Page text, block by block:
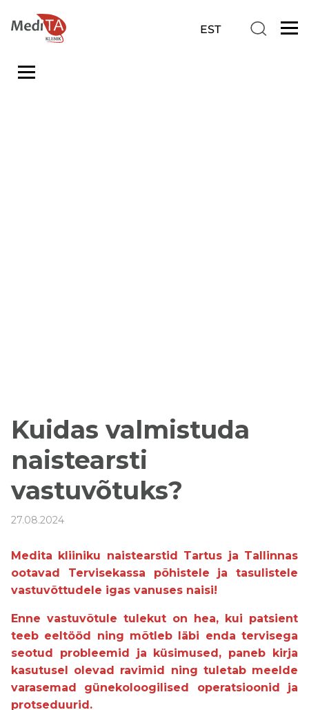
Kuidas valmistuda
naistearsti
vastuvõtuks?
27.08.2024
Medita kliiniku naistearstid Tartus ja Tallinnas
ootavad Tervisekassa põhistele ja tasulistele
vastuvõttudele igas vanuses naisi!
Enne vastuvõtule tulekut on hea, kui patsient
teeb eeltööd ning mõtleb läbi enda tervisega
seotud probleemid ja küsimused, paneb kirja
kasutusel olevad ravimid ning tuletab meelde
varasemad günekoloogilised operatsioonid ja
protseduurid.